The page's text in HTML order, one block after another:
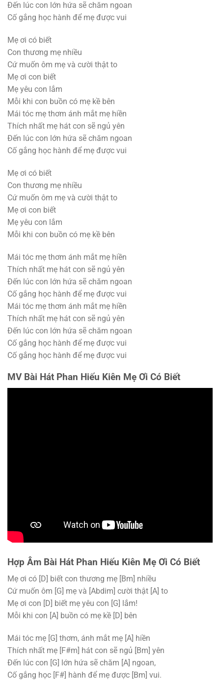
Đến lúc con lớn hứa sẽ chăm ngoan
Cố gắng học hành để mẹ được vui
Mẹ ơi có biết
Con thương mẹ nhiều
Cứ muốn ôm mẹ và cười thật to
Mẹ ơi con biết
Mẹ yêu con lắm
Mỗi khi con buồn có mẹ kề bên
Mái tóc mẹ thơm ánh mắt mẹ hiền
Thích nhất mẹ hát con sẽ ngủ yên
Đến lúc con lớn hứa sẽ chăm ngoan
Cố gắng học hành để mẹ được vui
Mẹ ơi có biết
Con thương mẹ nhiều
Cứ muốn ôm mẹ và cười thật to
Mẹ ơi con biết
Mẹ yêu con lắm
Mỗi khi con buồn có mẹ kề bên
Mái tóc mẹ thơm ánh mắt mẹ hiền
Thích nhất mẹ hát con sẽ ngủ yên
Đến lúc con lớn hứa sẽ chăm ngoan
Cố gắng học hành để mẹ được vui
Mái tóc mẹ thơm ánh mắt mẹ hiền
Thích nhất mẹ hát con sẽ ngủ yên
Đến lúc con lớn hứa sẽ chăm ngoan
Cố gắng học hành để mẹ được vui
Cố gắng học hành để mẹ được vui
MV Bài Hát Phan Hiếu Kiên Mẹ Ơi Có Biết
Hợp Âm Bài Hát Phan Hiếu Kiên Mẹ Ơi Có Biết
Mẹ ơi có [D] biết con thương mẹ [Bm] nhiều
Cứ muốn ôm [G] mẹ và [Abdim] cười thật [A] to
Mẹ ơi con [D] biết mẹ yêu con [G]
lắm!
Mỗi khi con [A] buồn có mẹ kề [D] bên
Mái tóc mẹ [G] thơm, ánh mắt mẹ [A] hiền
Thích nhất mẹ [F#m] hát con sẽ ngủ [Bm] yên
Đến lúc con [G] lớn hứa sẽ chăm [A] ngoan,
Cố gắng học [F#] hành để mẹ được [Bm] vui.